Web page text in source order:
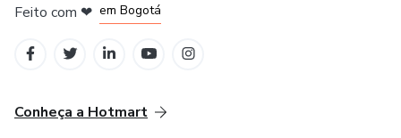
Feito com ❤ em Bogotá
Conheça a Hotmart